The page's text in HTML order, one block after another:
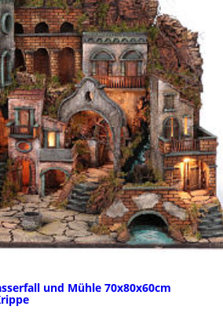
und Mühle 70x80x60cm